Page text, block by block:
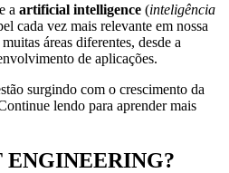
a artificial intelligence (inteligência
cada vez mais relevante em nossa
áreas diferentes, desde a
de aplicações.
surgindo com o crescimento da
lendo para aprender mais
ENGINEERING?